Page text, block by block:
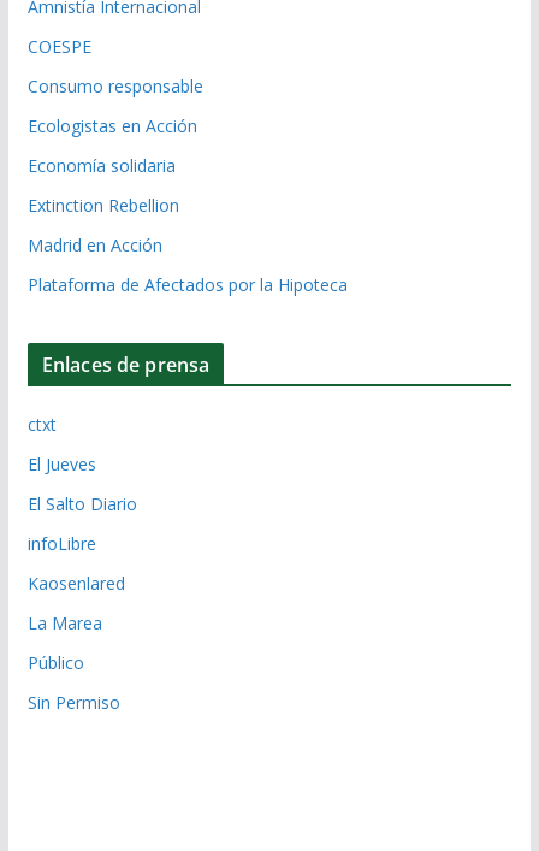
Amnistía Internacional
COESPE
Consumo responsable
Ecologistas en Acción
Economía solidaria
Extinction Rebellion
Madrid en Acción
Plataforma de Afectados por la Hipoteca
Enlaces de prensa
ctxt
El Jueves
El Salto Diario
infoLibre
Kaosenlared
La Marea
Público
Sin Permiso